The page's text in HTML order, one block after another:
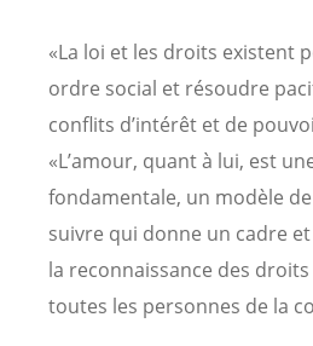
«La loi et les droits existent
ordre social et résoudre
conflits d’intérêt et de
«L’amour, quant à lui, est
fondamentale, un modèle
suivre qui donne un cadre
la reconnaissance des
toutes les personnes de la